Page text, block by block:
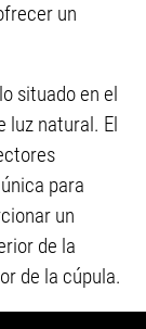
un
situado en el
luz natural. El
para
un
de la
de la cúpula.